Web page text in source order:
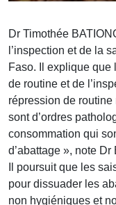
Dr Timothée
l’inspection et de la
Faso. Il explique que
de routine et de
répression de
sont d’ordres
consommation qui
d’abattage », note Dr
Il poursuit que les
pour dissuader les
non hygiéniques et